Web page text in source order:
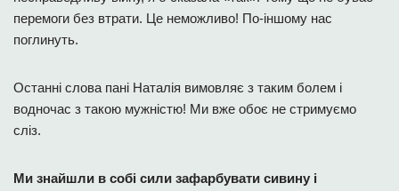
перемоги без втрати. Це неможливо! По-іншому нас
поглинуть.
Останні слова пані Наталія вимовляє з таким болем і
водночас з такою мужністю! Ми вже обоє не стримуємо
сліз.
Ми знайшли в собі сили зафарбувати сивину і